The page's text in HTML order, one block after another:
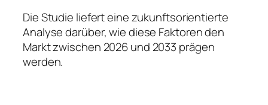
Die Studie liefert eine zukunftsorientierte
Analyse darüber, wie diese Faktoren den
Markt zwischen 2026 und 2033 prägen
werden.